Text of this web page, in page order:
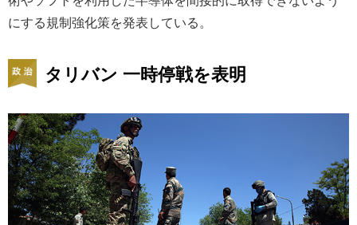
にする規制強化策を発表している。
タリバン 一時停戦を表明